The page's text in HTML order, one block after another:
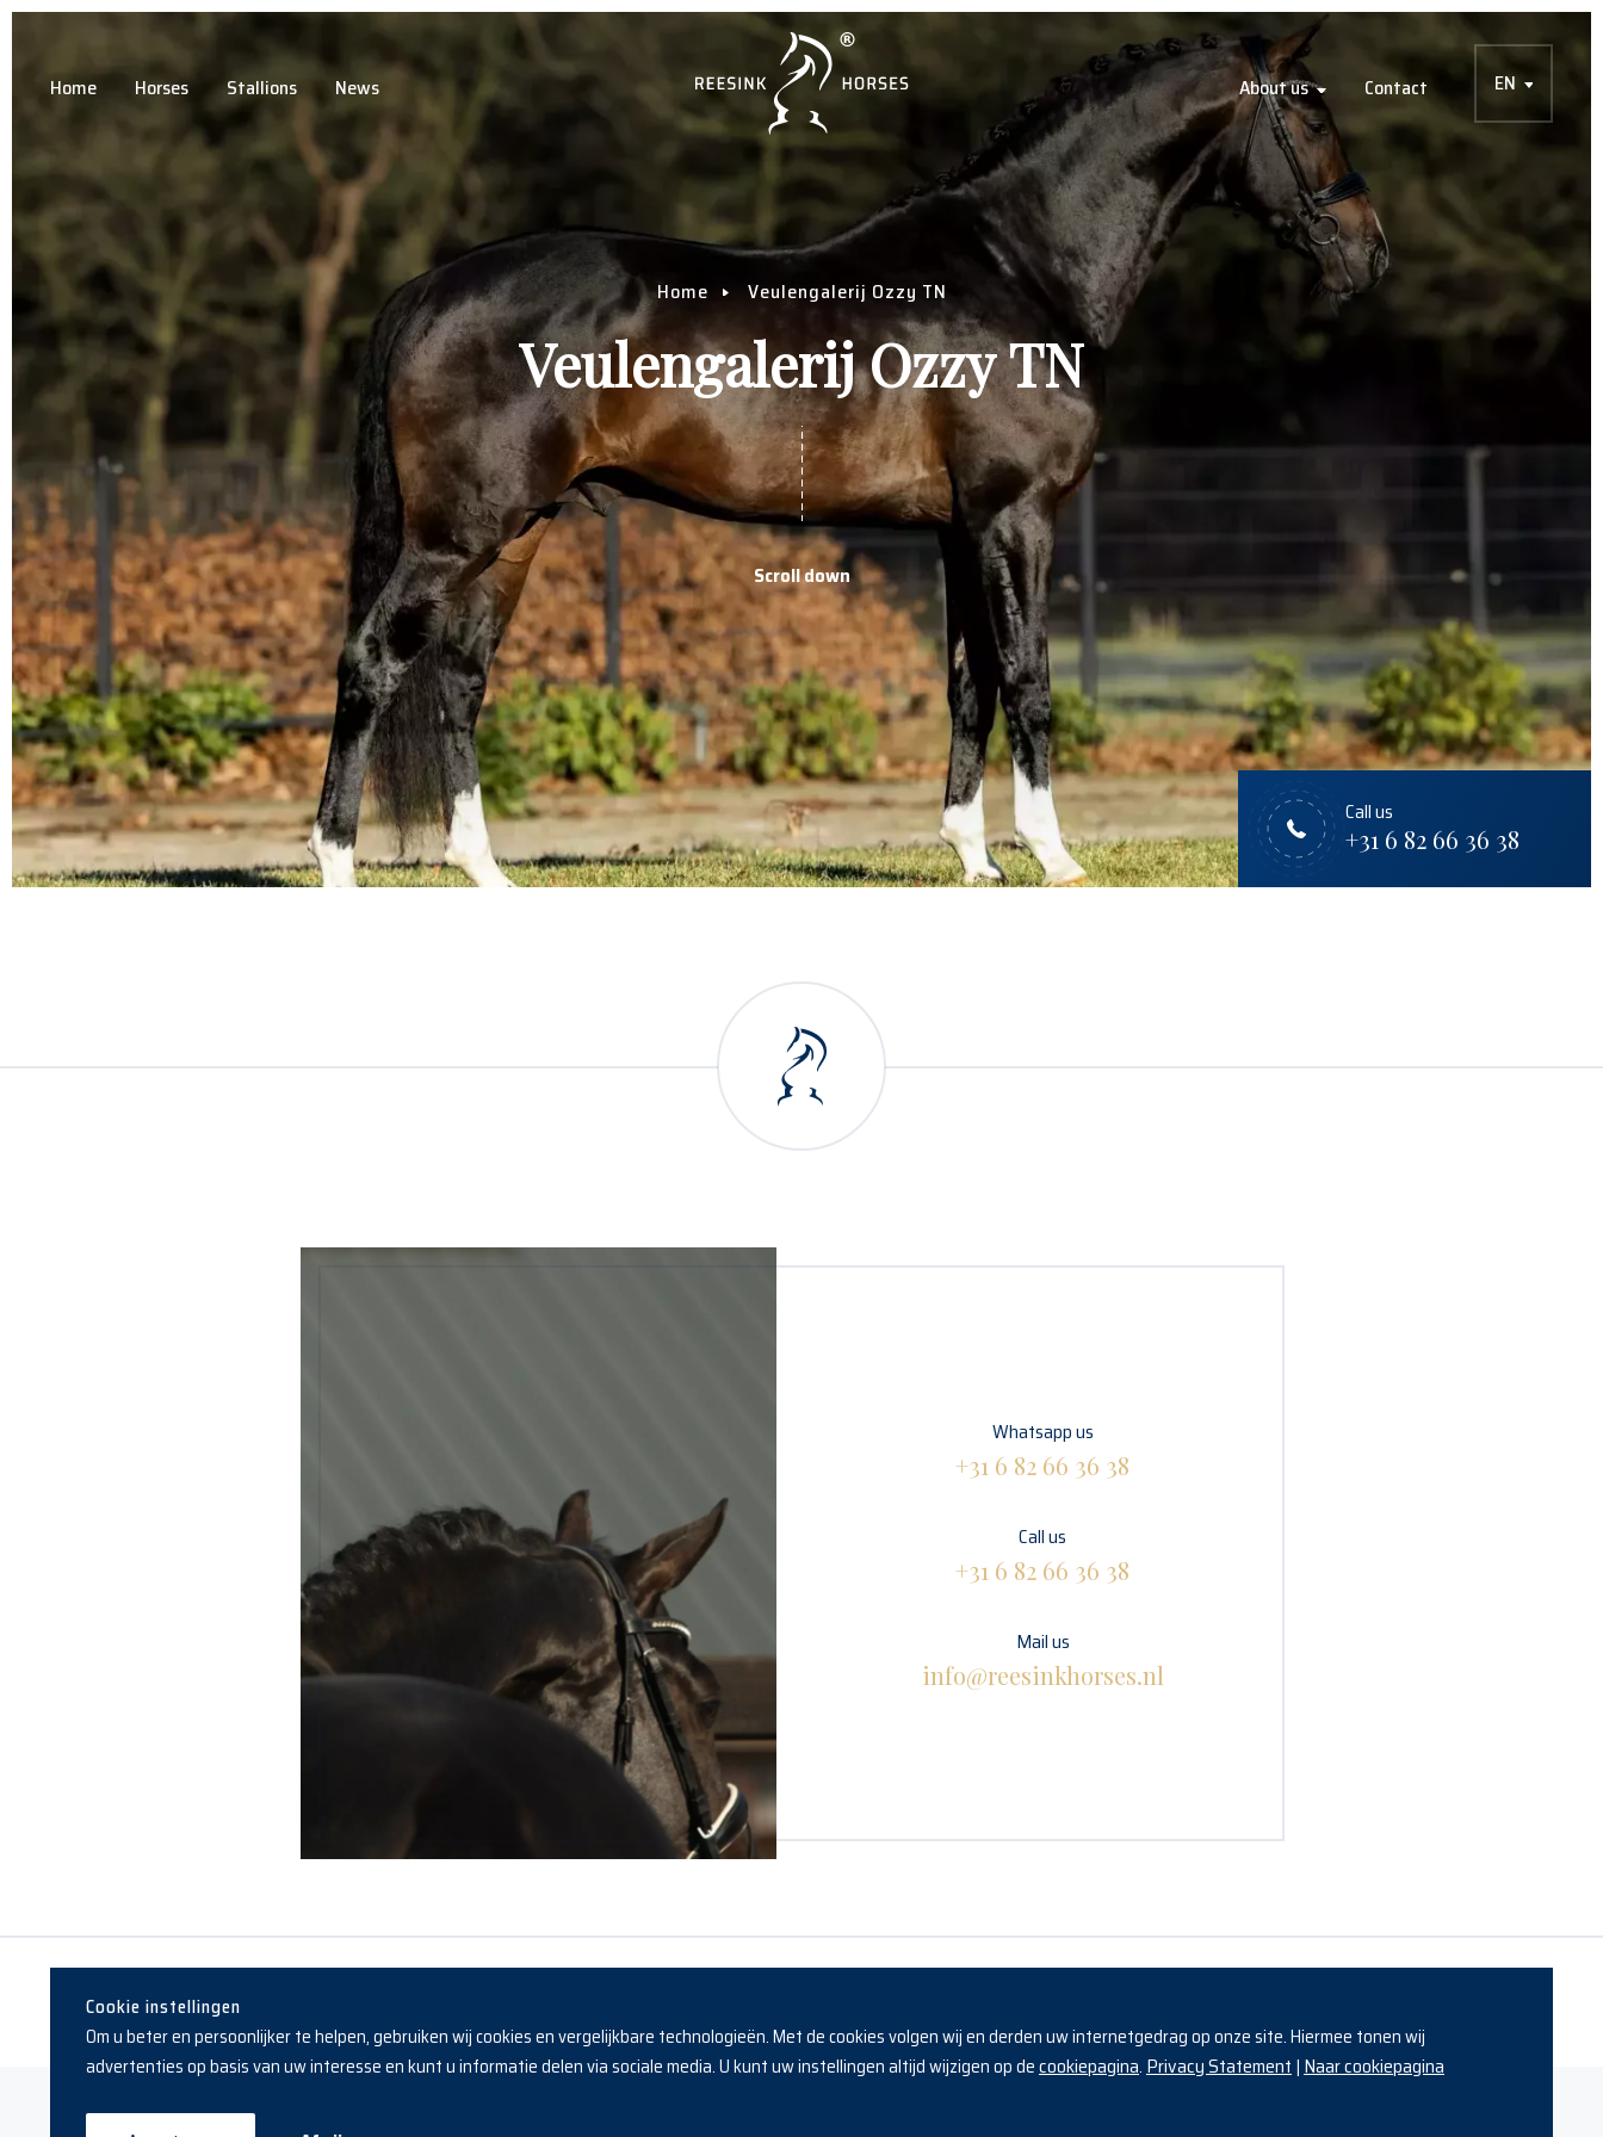
Home Horses Stallions News About us Contact EN
Home Veulengalerij Ozzy TN
Veulengalerij Ozzy TN
Scroll down
Call us
+31 6 82 66 36 38
Whatsapp us
+31 6 82 66 36 38
Call us
+31 6 82 66 36 38
Mail us
info@reesinkhorses.nl
Cookie instellingen
Om u beter en persoonlijker te helpen, gebruiken wij cookies en vergelijkbare technologieën. Met de cookies volgen wij en derden uw internetgedrag op onze site. Hiermee tonen wij
advertenties op basis van uw interesse en kunt u informatie delen via sociale media. U kunt uw instellingen altijd wijzigen op decookiepagina.Privacy Statement|Naar cookiepagina